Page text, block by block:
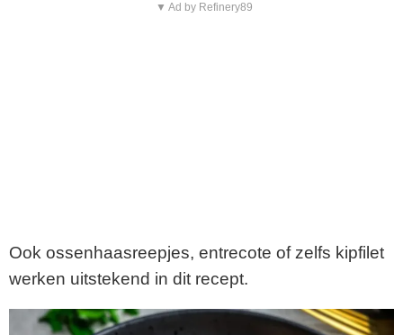
▼ Ad by Refinery89
Ook ossenhaasreepjes, entrecote of zelfs kipfilet
werken uitstekend in dit recept.